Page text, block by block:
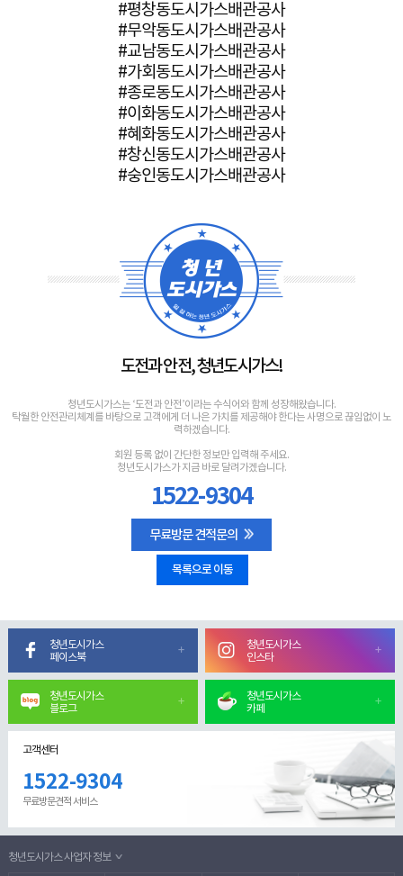
#평창동도시가스배관공사
#무악동도시가스배관공사
#교남동도시가스배관공사
#가회동도시가스배관공사
#종로동도시가스배관공사
#이화동도시가스배관공사
#혜화동도시가스배관공사
#창신동도시가스배관공사
#숭인동도시가스배관공사
도전과 안전, 청년도시가스!
청년도시가스는 ‘도전과 안전’이라는 수식어와 함께 성장해왔습니다.
탁월한 안전관리체계를 바탕으로 고객에게 더 나은 가치를 제공해야 한다는 사명으로 끊임없이 노
력하겠습니다.
회원 등록 없이 간단한 정보만 입력해 주세요.
청년도시가스가 지금 바로 달려가겠습니다.
1522-9304
무료방문 견적문의
목록으로 이동
청년도시가스
페이스북
청년도시가스
인스타
청년도시가스
블로그
청년도시가스
카페
고객센터
1522-9304
무료방문견적 서비스
청년도시가스 사업자 정보